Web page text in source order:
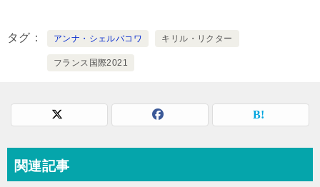
タグ アンナ・シェルバコワ キリル・リクター
フランス国際2021
関連記事